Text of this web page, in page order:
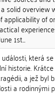
solid overview
applicability of
1st...
která
historie.
a jež byl
a rodinnými